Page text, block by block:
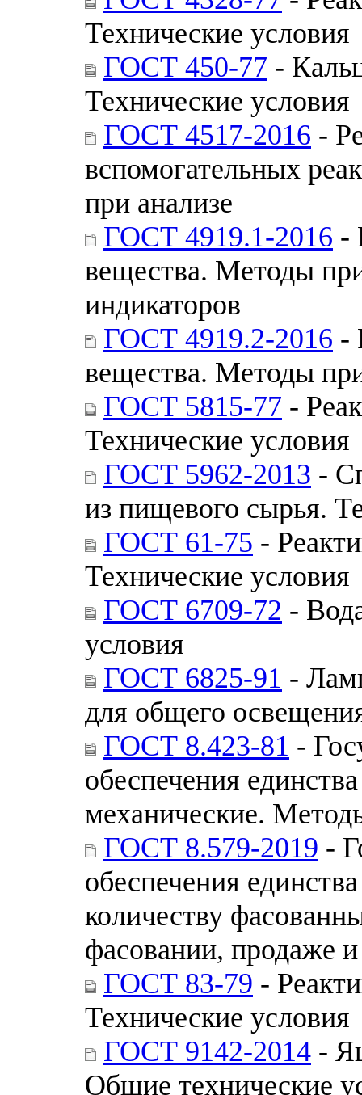
Технические условия
ГОСТ 450-77 -
Технические условия
ГОСТ 4517-2016 -
вспомогательных
при анализе
ГОСТ 4919.1-2016 -
вещества. Методы
индикаторов
ГОСТ 4919.2-2016 -
вещества. Методы
ГОСТ 5815-77 -
Технические условия
ГОСТ 5962-2013 -
из пищевого сырья.
ГОСТ 61-75 -
Технические условия
ГОСТ 6709-72 -
условия
ГОСТ 6825-91 -
для общего
ГОСТ 8.423-81 -
обеспечения
механические.
ГОСТ 8.579-2019 -
обеспечения
количеству
фасовании, продаже
ГОСТ 83-79 -
Технические условия
ГОСТ 9142-2014 -
Общие технические